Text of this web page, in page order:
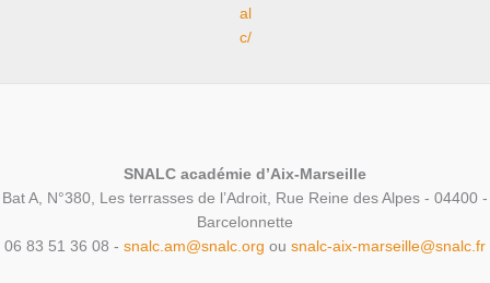
al
c/
SNALC académie d’Aix-Marseille
Bat A, N°380, Les terrasses de l’Adroit, Rue Reine des Alpes - 04400 -
Barcelonnette
06 83 51 36 08 - snalc.am@snalc.org ou snalc-aix-marseille@snalc.fr